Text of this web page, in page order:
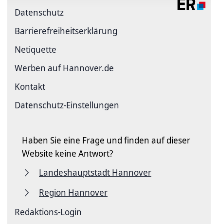
Datenschutz
Barriere­freiheits­erklärung
Netiquette
Werben auf Hannover.de
Kontakt
Datenschutz-Einstellungen
Haben Sie eine Frage und finden auf dieser
Website keine Antwort?
Landeshauptstadt Hannover
Region Hannover
Redaktions-Login